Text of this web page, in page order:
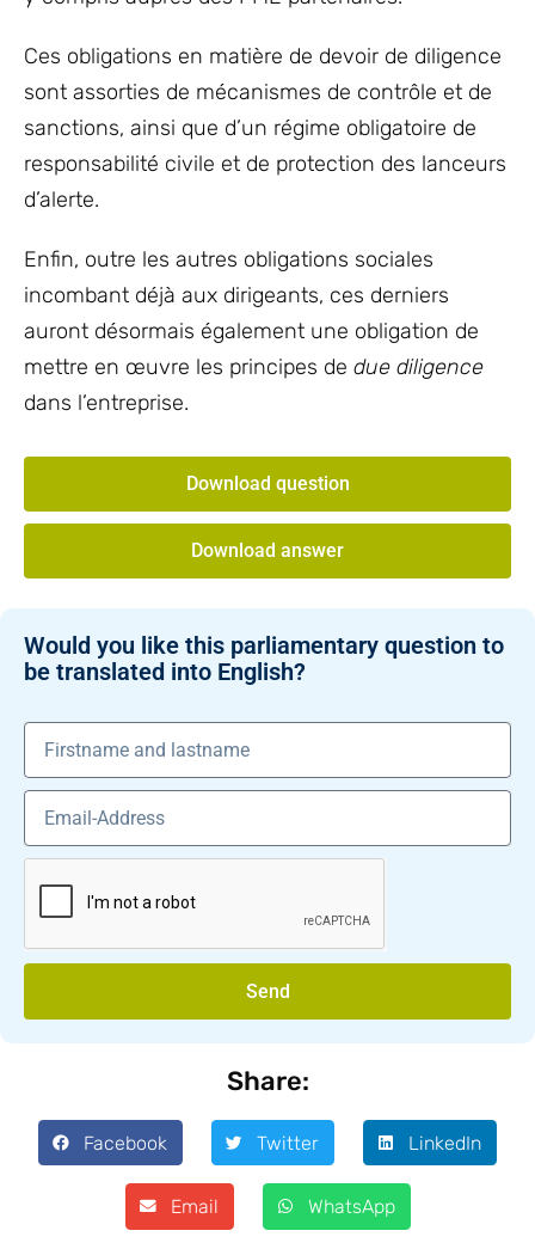
Ces obligations en matière de devoir de diligence
sont assorties de mécanismes de contrôle et de
sanctions, ainsi que d’un régime obligatoire de
responsabilité civile et de protection des lanceurs
d’alerte.
Enfin, outre les autres obligations sociales
incombant déjà aux dirigeants, ces derniers
auront désormais également une obligation de
mettre en œuvre les principes de due diligence
dans l’entreprise.
Download question
Download answer
Would you like this parliamentary question to
be translated into English?
Send
Share:
Facebook Twitter LinkedIn
Email WhatsApp